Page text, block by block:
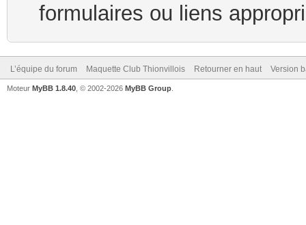
formulaires ou liens
L’équipe du forum Maquette Club Thionvillois Retourner en haut Version
Moteur MyBB 1.8.40 , © 2002-2026 MyBB Group